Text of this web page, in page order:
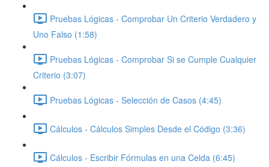
Pruebas Lógicas - Comprobar Un Criterio Verdadero y
Uno Falso (1:58)
Pruebas Lógicas - Comprobar Si se Cumple Cualquier
Criterio (3:07)
Pruebas Lógicas - Selección de Casos (4:45)
Cálculos - Cálculos Simples Desde el Código (3:36)
Cálculos - Escribir Fórmulas en una Celda (6:45)